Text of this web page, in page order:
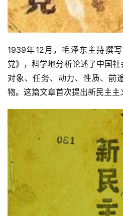
首
页
文
分
类
专
列
表
1939年12月，毛泽东主持撰
党》，科学地分析论述了中国
对象、任务、动力、性质、前
物。这篇文章首次提出新民主主